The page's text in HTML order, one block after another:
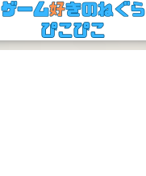
今のゲームも昔のゲームも面白い！